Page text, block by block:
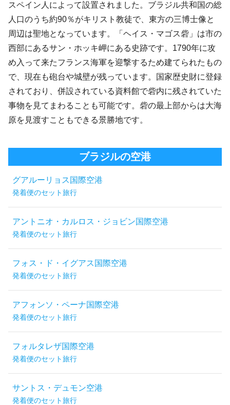
スペイン人によって設置されました。ブラジル共和国の総
人口のうち約90％がキリスト教徒で、東方の三博士像と
周辺は聖地となっています。「ヘイス・マゴス砦」は市の
西部にあるサン・ホッキ岬にある史跡です。1790年に攻
め入って来たフランス海軍を迎撃するため建てられたもの
で、現在も砲台や城壁が残っています。国家歴史財に登録
されており、併設されている資料館で砦内に残されていた
事物を見てまわることも可能です。砦の最上部からは大海
原を見渡すこともできる景勝地です。
ブラジルの空港
グアルーリョス国際空港
発着便のセット旅行
アントニオ・カルロス・ジョビン国際空港
発着便のセット旅行
フォス・ド・イグアス国際空港
発着便のセット旅行
アフォンソ・ペーナ国際空港
発着便のセット旅行
フォルタレザ国際空港
発着便のセット旅行
サントス・デュモン空港
発着便のセット旅行